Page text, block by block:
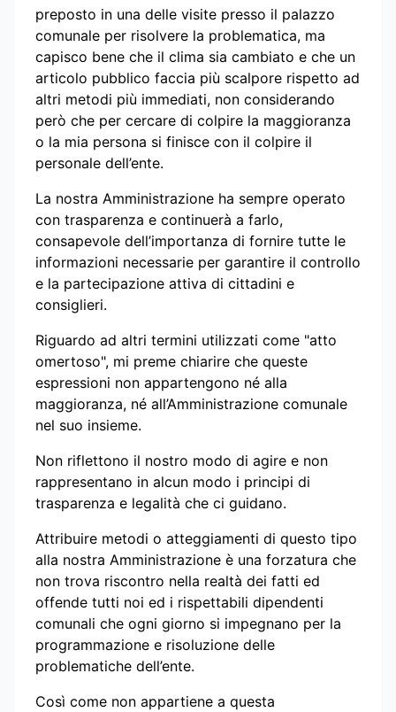
preposto in una delle visite presso il palazzo
comunale per risolvere la problematica, ma
capisco bene che il clima sia cambiato e che un
articolo pubblico faccia più scalpore rispetto ad
altri metodi più immediati, non considerando
però che per cercare di colpire la maggioranza
o la mia persona si finisce con il colpire il
personale dell’ente.
La nostra Amministrazione ha sempre operato
con trasparenza e continuerà a farlo,
consapevole dell’importanza di fornire tutte le
informazioni necessarie per garantire il controllo
e la partecipazione attiva di cittadini e
consiglieri.
Riguardo ad altri termini utilizzati come "atto
omertoso", mi preme chiarire che queste
espressioni non appartengono né alla
maggioranza, né all’Amministrazione comunale
nel suo insieme.
Non riflettono il nostro modo di agire e non
rappresentano in alcun modo i principi di
trasparenza e legalità che ci guidano.
Attribuire metodi o atteggiamenti di questo tipo
alla nostra Amministrazione è una forzatura che
non trova riscontro nella realtà dei fatti ed
offende tutti noi ed i rispettabili dipendenti
comunali che ogni giorno si impegnano per la
programmazione e risoluzione delle
problematiche dell’ente.
Così come non appartiene a questa